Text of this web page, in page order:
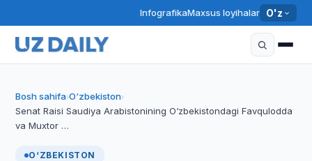
InfografikaMaxsus loyihalar O'z
Bosh sahifa›O‘zbekiston›
Senat Raisi Saudiya Arabistonining O‘zbekistondagi Favqulodda
va Muxtor …
O‘ZBEKISTON